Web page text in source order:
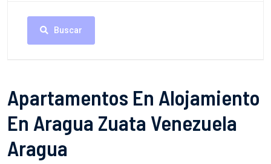
Buscar
Apartamentos En Alojamiento
En Aragua Zuata Venezuela
Aragua